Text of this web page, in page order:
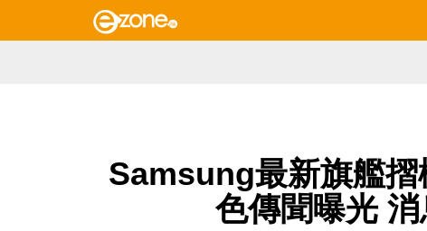
Samsung最新旗艦
色傳聞曝光